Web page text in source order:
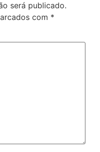
será publicado.
com *